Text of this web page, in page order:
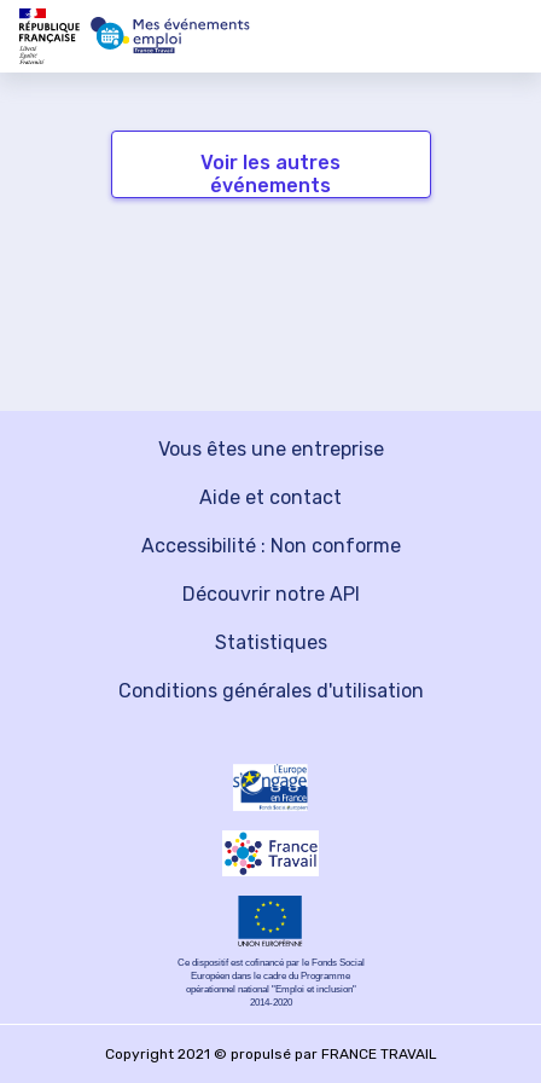
Voir les autres
événements
Vous êtes une entreprise
Découvrir notre API
Aide et contact
Statistiques
Accessibilité : Non conforme
Conditions générales d'utilisation
Ce dispositif est cofinancé par le Fonds Social
Européen dans le cadre du Programme
opérationnel national "Emploi et inclusion"
2014-2020
Copyright 2021 © propulsé par FRANCE TRAVAIL